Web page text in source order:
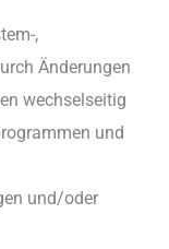
,
Änderungen
wechselseitig
und
und/oder